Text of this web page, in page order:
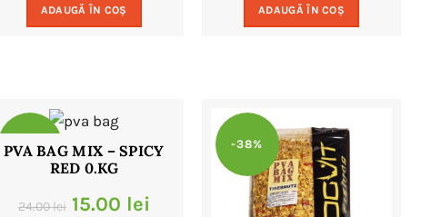
fost:
ADAUGĂ ÎN COȘ
fost:
ADAUGĂ ÎN COȘ
-38%
PVA BAG MIX – SPICY
RED 0.KG
24.00lei Prețul
15.00 lei
-38%